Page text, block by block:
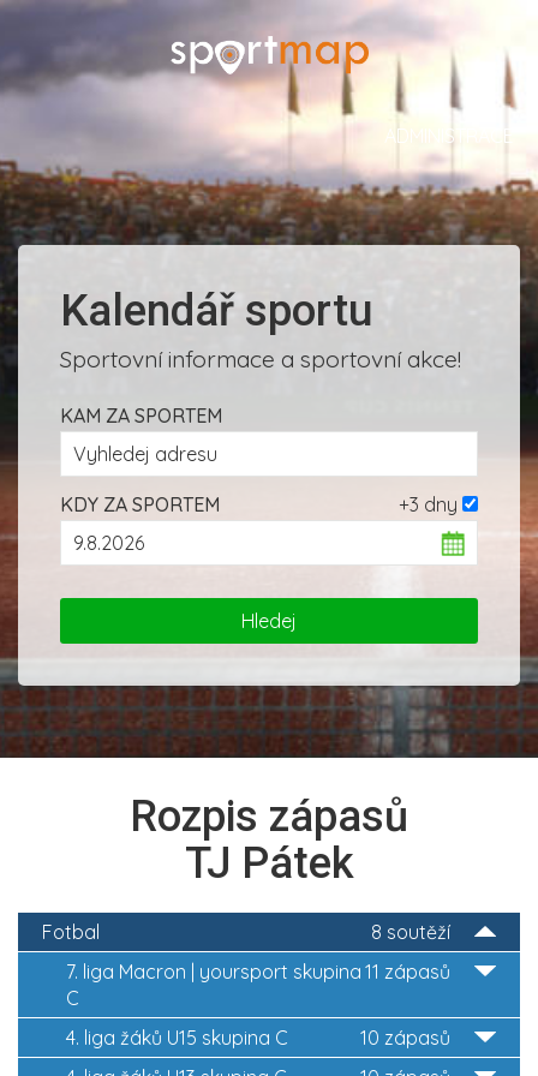
ADMINISTRACE
Kalendář sportu
Sportovní informace a sportovní akce!
KAM ZA SPORTEM
+3 dny
KDY ZA SPORTEM
Rozpis zápasů
TJ Pátek
8 soutěží
Fotbal
11 zápasů
7. liga Macron | yoursport skupina
C
10 zápasů
4. liga žáků U15 skupina C